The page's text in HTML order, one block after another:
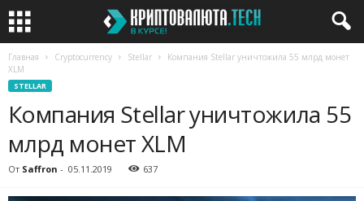
Главная Cryptocurrency Stellar
Компания Stellar уничтожила 55 млрд монет
XLM
STELLAR
Компания Stellar уничтожила 55
млрд монет XLM
От Saffron - 05.11.2019 637